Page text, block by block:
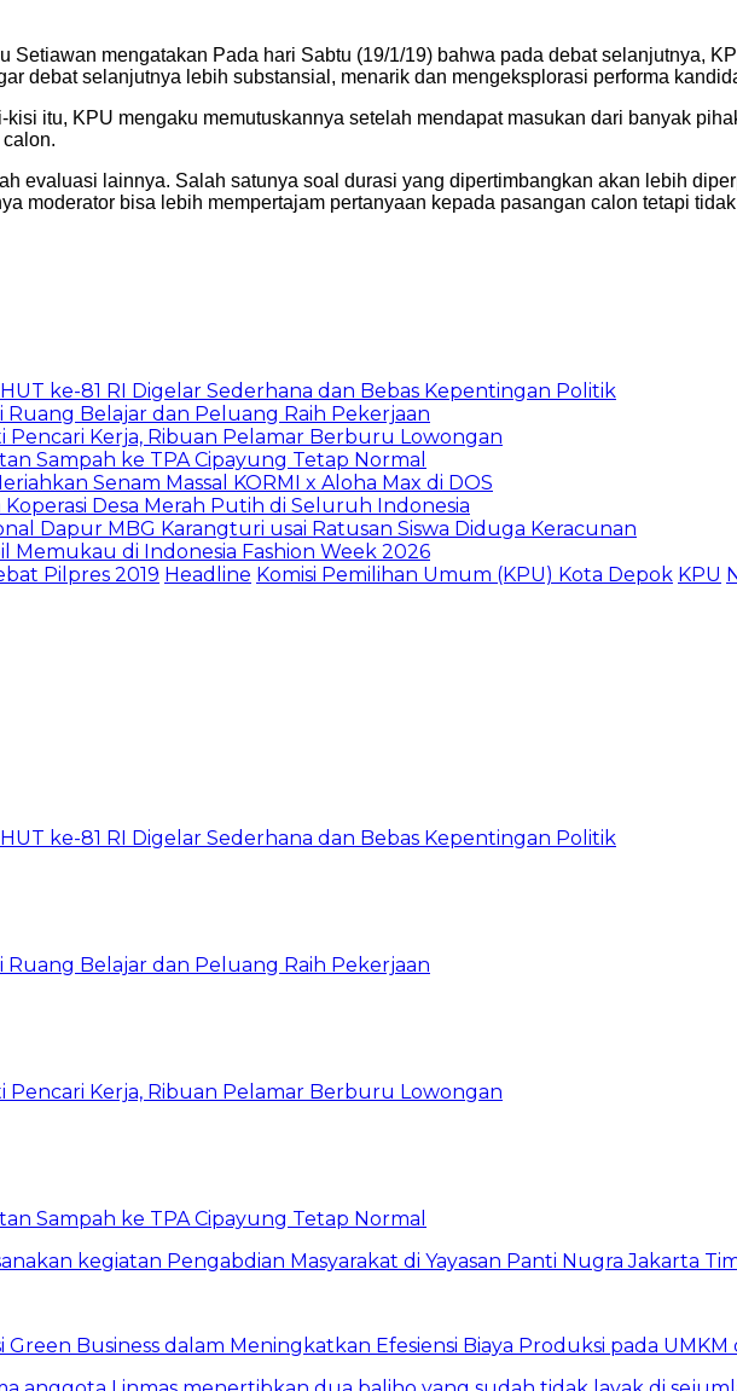
Setiawan mengatakan Pada hari Sabtu (19/1/19) bahwa pada debat selanjutnya,
debat selanjutnya lebih substansial, menarik dan mengeksplorasi performa
itu, KPU mengaku memutuskannya setelah mendapat masukan dari banyak
evaluasi lainnya. Salah satunya soal durasi yang dipertimbangkan akan lebih
moderator bisa lebih mempertajam pertanyaan kepada pasangan calon tetapi
ke-81 RI Digelar Sederhana dan Bebas Kepentingan Politik
Ruang Belajar dan Peluang Raih Pekerjaan
Pencari Kerja, Ribuan Pelamar Berburu Lowongan
Sampah ke TPA Cipayung Tetap Normal
Senam Massal KORMI x Aloha Max di DOS
Desa Merah Putih di Seluruh Indonesia
Dapur MBG Karangturi usai Ratusan Siswa Diduga Keracunan
Memukau di Indonesia Fashion Week 2026
Pilpres 2019 Headline Komisi Pemilihan Umum (KPU) Kota Depok KPU
ke-81 RI Digelar Sederhana dan Bebas Kepentingan Politik
Ruang Belajar dan Peluang Raih Pekerjaan
Pencari Kerja, Ribuan Pelamar Berburu Lowongan
Sampah ke TPA Cipayung Tetap Normal
Business dalam Meningkatkan Efesiensi Biaya Produksi pada